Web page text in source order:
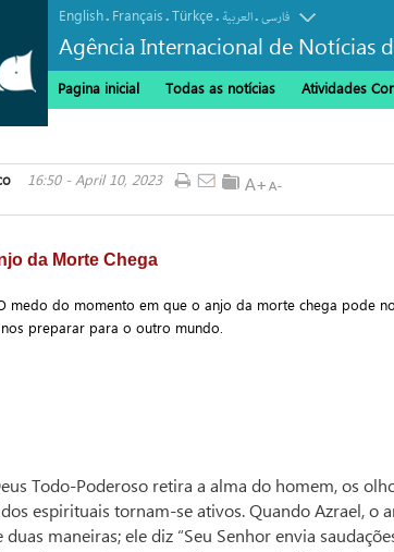
English. Français.Türkçe. العربیة.فارسی
Agência Internacional de Notícias
Pagina inicial Todas as notícias Atividades
16:50 - April 10, 2023
da Morte Chega
medo do momento em que o anjo da morte chega pode
preparar para o outro mundo.
Todo-Poderoso retira a alma do homem, os
espirituais tornam-se ativos. Quando Azrael, o
maneiras; ele diz “Seu Senhor envia